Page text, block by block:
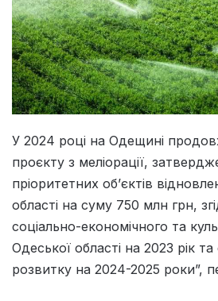
У 2024 році на Одещині
проєкту з меліорації,
пріоритетних об’єктів
області на суму 750 млн грн,
соціально-економічного та
Одеської області на 2023 рік
розвитку на 2024-2025 роки”,